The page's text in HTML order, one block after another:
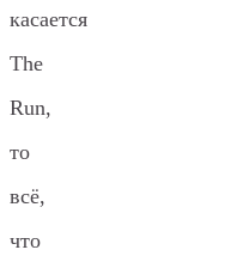
касается
The
Run,
то
всё,
что